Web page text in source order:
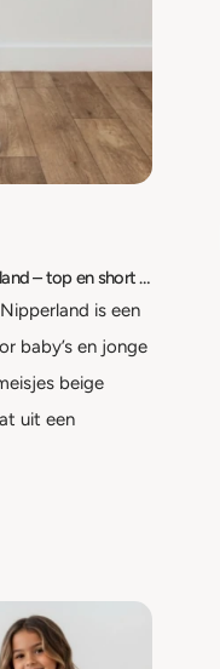
Meisjes beige zomerset broderie Nipperland – top en short – maat 6-9 maanden t/m 2-3 jaar
is een
baby’s en jonge
beige
uit een